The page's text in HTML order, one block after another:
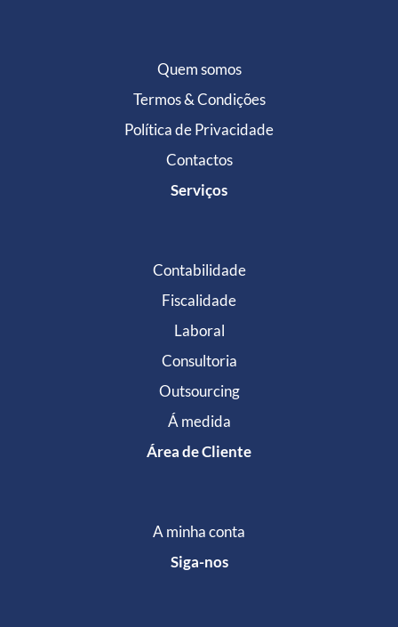
Quem somos
Termos & Condições
Política de Privacidade
Contactos
Serviços
Contabilidade
Fiscalidade
Laboral
Consultoria
Outsourcing
Á medida
Área de Cliente
A minha conta
Siga-nos